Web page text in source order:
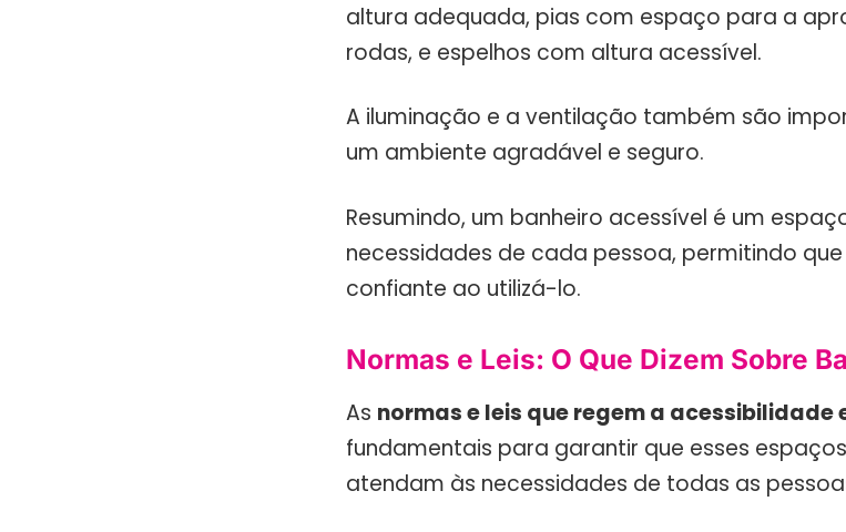
altura adequada, pias com espaço para a
rodas, e espelhos com altura acessível.
A iluminação e a ventilação também são
um ambiente agradável e seguro.
Resumindo, um banheiro acessível é um
necessidades de cada pessoa, permitindo
confiante ao utilizá-lo.
Normas e Leis: O Que Dizem Sobre
As normas e leis que regem a acessibilidade
fundamentais para garantir que esses
atendam às necessidades de todas as